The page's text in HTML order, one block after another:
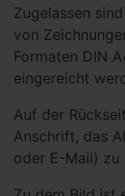
Zugelassen
von
Formaten DIN
eingereicht
Auf der
Anschrift, das
oder E-Mail) zu